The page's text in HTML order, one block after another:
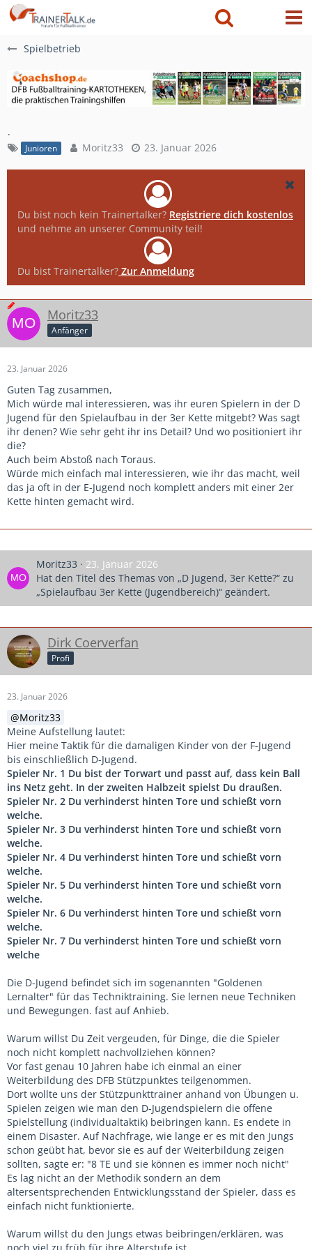
Spielbetrieb
.
Junioren Moritz33 23. Januar 2026
Du bist noch kein Trainertalker? Registriere dich kostenlos
und nehme an unserer Community teil!
Du bist Trainertalker? Zur Anmeldung
Moritz33
Anfänger
23. Januar 2026
Guten Tag zusammen,
Mich würde mal interessieren, was ihr euren Spielern in der D
Jugend für den Spielaufbau in der 3er Kette mitgebt? Was sagt
ihr denen? Wie sehr geht ihr ins Detail? Und wo positioniert ihr
die?
Auch beim Abstoß nach Toraus.
Würde mich einfach mal interessieren, wie ihr das macht, weil
das ja oft in der E-Jugend noch komplett anders mit einer 2er
Kette hinten gemacht wird.
Moritz33
23. Januar 2026
Hat den Titel des Themas von „D Jugend, 3er Kette?“ zu
„Spielaufbau 3er Kette (Jugendbereich)“ geändert.
Dirk Coerverfan
Profi
23. Januar 2026
Moritz33
Meine Aufstellung lautet:
Hier meine Taktik für die damaligen Kinder von der F-Jugend
bis einschließlich D-Jugend.
Spieler Nr. 1 Du bist der Torwart und passt auf, dass kein Ball
ins Netz geht. In der zweiten Halbzeit spielst Du draußen.
Spieler Nr. 2 Du verhinderst hinten Tore und schießt vorn
welche.
Spieler Nr. 3 Du verhinderst hinten Tore und schießt vorn
welche.
Spieler Nr. 4 Du verhinderst hinten Tore und schießt vorn
welche.
Spieler Nr. 5 Du verhinderst hinten Tore und schießt vorn
welche.
Spieler Nr. 6 Du verhinderst hinten Tore und schießt vorn
welche.
Spieler Nr. 7 Du verhinderst hinten Tore und schießt vorn
welche
Die D-Jugend befindet sich im sogenannten "Goldenen
Lernalter" für das Techniktraining. Sie lernen neue Techniken
und Bewegungen. fast auf Anhieb.
Warum willst Du Zeit vergeuden, für Dinge, die die Spieler
noch nicht komplett nachvollziehen können?
Vor fast genau 10 Jahren habe ich einmal an einer
Weiterbildung des DFB Stützpunktes teilgenommen.
Dort wollte uns der Stützpunkttrainer anhand von Übungen u.
Spielen zeigen wie man den D-Jugendspielern die offene
Spielstellung (individualtaktik) beibringen kann. Es endete in
einem Disaster. Auf Nachfrage, wie lange er es mit den Jungs
schon geübt hat, bevor sie es auf der Weiterbildung zeigen
sollten, sagte er: "8 TE und sie können es immer noch nicht"
Es lag nicht an der Methodik sondern an dem
altersentsprechenden Entwicklungsstand der Spieler, dass es
einfach nicht funktionierte.
Warum willst du den Jungs etwas beibringen/erklären, was
noch viel zu früh für ihre Alterstufe ist.